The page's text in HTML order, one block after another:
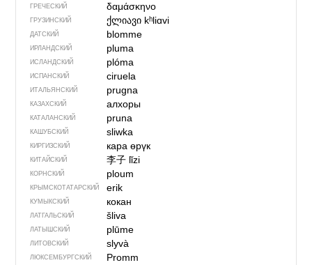
ГРЕЧЕСКИЙ δαμάσκηνο
ГРУЗИНСКИЙ ქლიავი kʰliɑvi
ДАТСКИЙ blomme
ИРЛАНДСКИЙ pluma
ИСЛАНДСКИЙ plóma
ИСПАНСКИЙ ciruela
ИТАЛЬЯНСКИЙ prugna
КАЗАХСКИЙ алхоры
КАТАЛАНСКИЙ pruna
КАШУБСКИЙ sliwka
КИРГИЗСКИЙ кара өрүк
КИТАЙСКИЙ 李子 lǐzi
КОРНСКИЙ ploum
КРЫМСКО­ТАТАРСКИЙ erik
КУМЫКСКИЙ кокан
ЛАТГАЛЬСКИЙ šliva
ЛАТЫШСКИЙ plūme
ЛИТОВСКИЙ slyvà
ЛЮКСЕМБУРГСКИЙ Promm